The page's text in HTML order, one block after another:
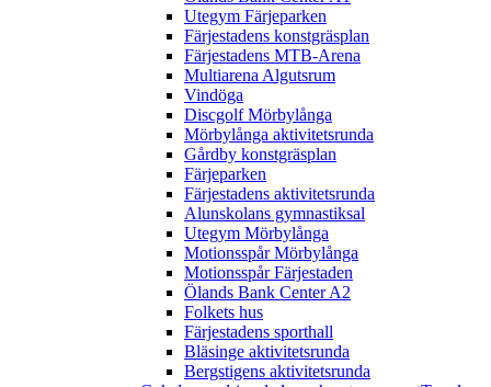
Utegym Färjeparken
Färjestadens konstgräsplan
Färjestadens MTB-Arena
Multiarena Algutsrum
Vindöga
Discgolf Mörbylånga
Mörbylånga aktivitetsrunda
Gårdby konstgräsplan
Färjeparken
Färjestadens aktivitetsrunda
Alunskolans gymnastiksal
Utegym Mörbylånga
Motionsspår Mörbylånga
Motionsspår Färjestaden
Ölands Bank Center A2
Folkets hus
Färjestadens sporthall
Bläsinge aktivitetsrunda
Bergstigens aktivitetsrunda